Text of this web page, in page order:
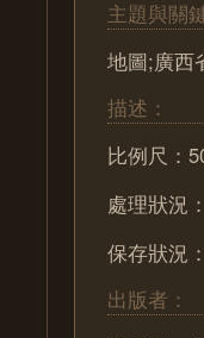
主題與關
地圖;廣西
描述：
比例尺：
處理狀況
保存狀況
出版者：